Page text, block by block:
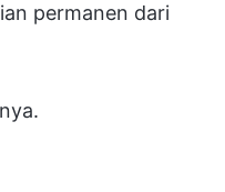
permanen dari